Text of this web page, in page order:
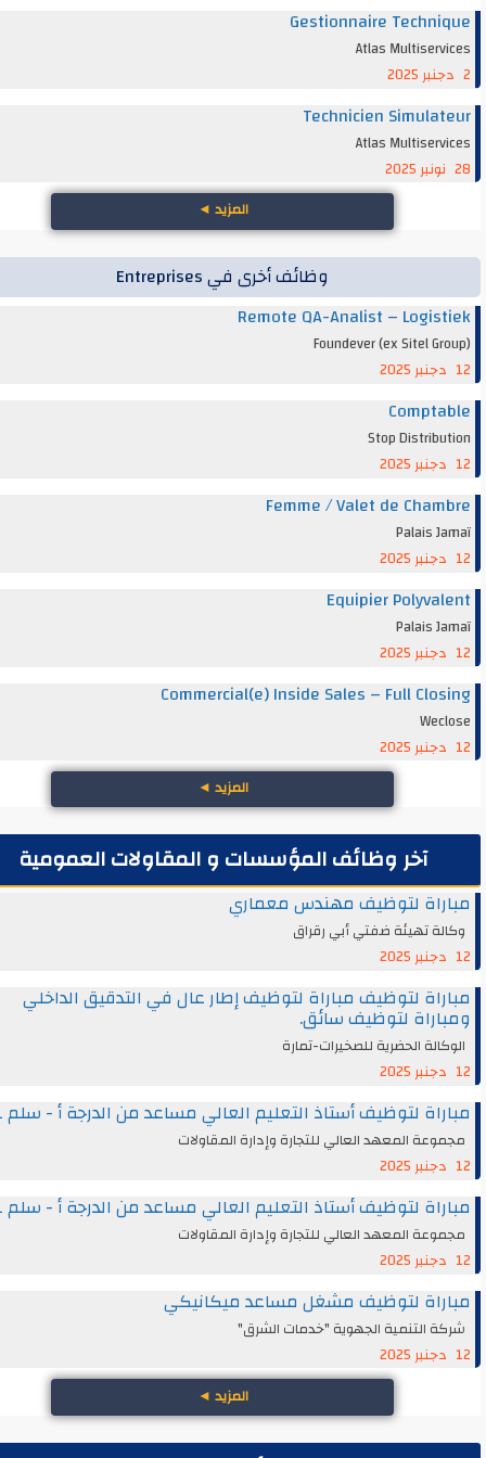
Gestionnaire
Atlas
Technicien
Atlas
◄
وظائف أخرى في Entreprises
Remote QA-Analist –
Foundever (ex Sitel
Stop
Femme / Valet de
Palais
Equipier
Palais
Commercial(e) Inside Sales – Full
◄
آخر وظائف المؤسسات و المقاولات العمومية
لتوظيف مهندس معماري
تهيئة ضفتي أبي رقراق
لتوظيف مباراة لتوظيف إطار عال في التدقيق الداخلي
لتوظيف سائق.
الحضرية للصخيرات-تمارة
لتوظيف أستاذ التعليم العالي مساعد من الدرجة أ - سلم 11
المعهد العالي للتجارة وإدارة المقاولات
لتوظيف أستاذ التعليم العالي مساعد من الدرجة أ - سلم 11
المعهد العالي للتجارة وإدارة المقاولات
لتوظيف مشغل مساعد ميكانيكي
التنمية الجهوية "خدمات الشرق"
◄